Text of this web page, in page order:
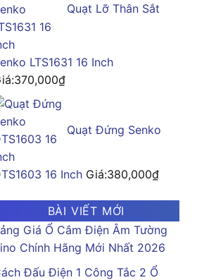
Quạt Lỡ Thân Sắt
LTS1631 16 Inch
370,000₫
Quạt Đứng Senko
16 Inch Giá:380,000₫
BÀI VIẾT MỚI
Giá Ổ Cắm Điện Âm Tường
Chính Hãng Mới Nhất 2026
Đấu Điện 1 Công Tắc 2 Ổ